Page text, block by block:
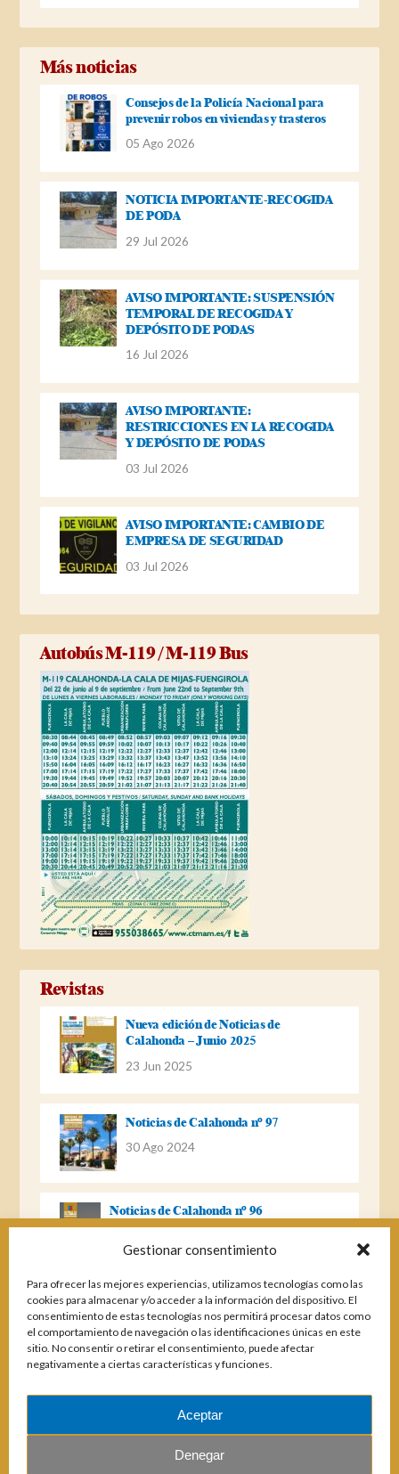
Gestionar consentimiento
Para ofrecer las mejores experiencias, utilizamos tecnologías como las
cookies para almacenar y/o acceder a la información del dispositivo. El
consentimiento de estas tecnologías nos permitirá procesar datos como
el comportamiento de navegación o las identificaciones únicas en este
sitio. No consentir o retirar el consentimiento, puede afectar
negativamente a ciertas características y funciones.
Aceptar
Denegar
Más noticias
Consejos de la Policía Nacional para
prevenir robos en viviendas y trasteros
05 Ago 2026
NOTICIA IMPORTANTE-RECOGIDA
DE PODA
29 Jul 2026
AVISO IMPORTANTE: SUSPENSIÓN
TEMPORAL DE RECOGIDA Y
DEPÓSITO DE PODAS
16 Jul 2026
AVISO IMPORTANTE:
RESTRICCIONES EN LA RECOGIDA
Y DEPÓSITO DE PODAS
03 Jul 2026
AVISO IMPORTANTE: CAMBIO DE
EMPRESA DE SEGURIDAD
03 Jul 2026
Autobús M-119 / M-119 Bus
Revistas
Nueva edición de Noticias de
Calahonda – Junio 2025
23 Jun 2025
Noticias de Calahonda nº 97
30 Ago 2024
Noticias de Calahonda nº 96
Noticias de Calahonda Nº 95
04 Ene 2023